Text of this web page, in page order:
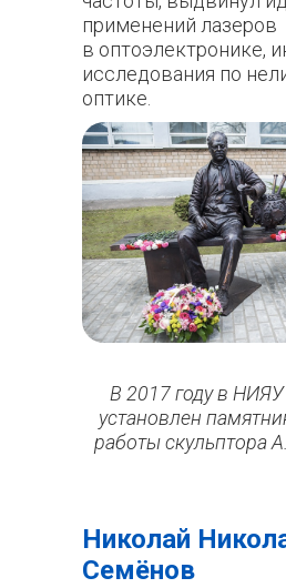
применений лазеров
в оптоэлектронике,
исследования по
оптике.
В 2017 году в
установлен
работы скульптора
Николай
Семёнов